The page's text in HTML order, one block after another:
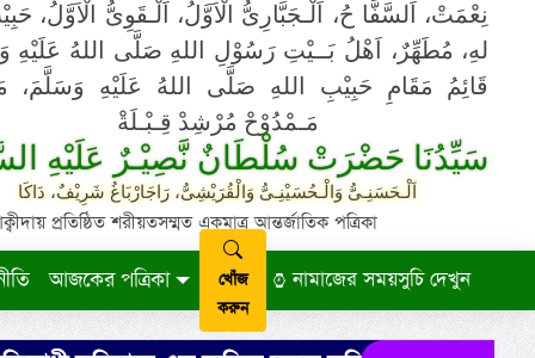
نِعْمَتْ، اَلسَّفَّا حُ، اَلْـجَبَّارِىُّ الْاَوَّلُ، اَلْـقَوِىُّ الْاَوَّلُ،
لهِ، مُطَهِّرٌ، اَهْلُ بَــيْتِ رَسُوْلِ اللهِ صَلَّى اللهُ عَلَيْهِ
قَائِمُ مَقَامِ حَبِيْبِ اللهِ صَلَّى اللهُ عَلَيْهِ وَسَلَّمَ،
مَـمْدُوْحْ مُرْشِدْ قِـبْـلَةْ
سَيِّدُنَا حَضْرَتْ سُلْطَانٌ نَّصِيْـرٌ عَلَيْهِ
اَلْـحَسَنِـىُّ وَالْـحُسَيْنِـىُّ وَالْقُرَيْشِىُّ، رَاجَارْبَاغُ شَرِيْفٌ، دَاكَا
প্রতিষ্ঠিত শরীয়তসম্মত একমাত্র আন্তর্জাতিক পত্রিকা
আজকের পত্রিকা
খোঁজ
করুন
নামাজের সময়সুচি দেখুন